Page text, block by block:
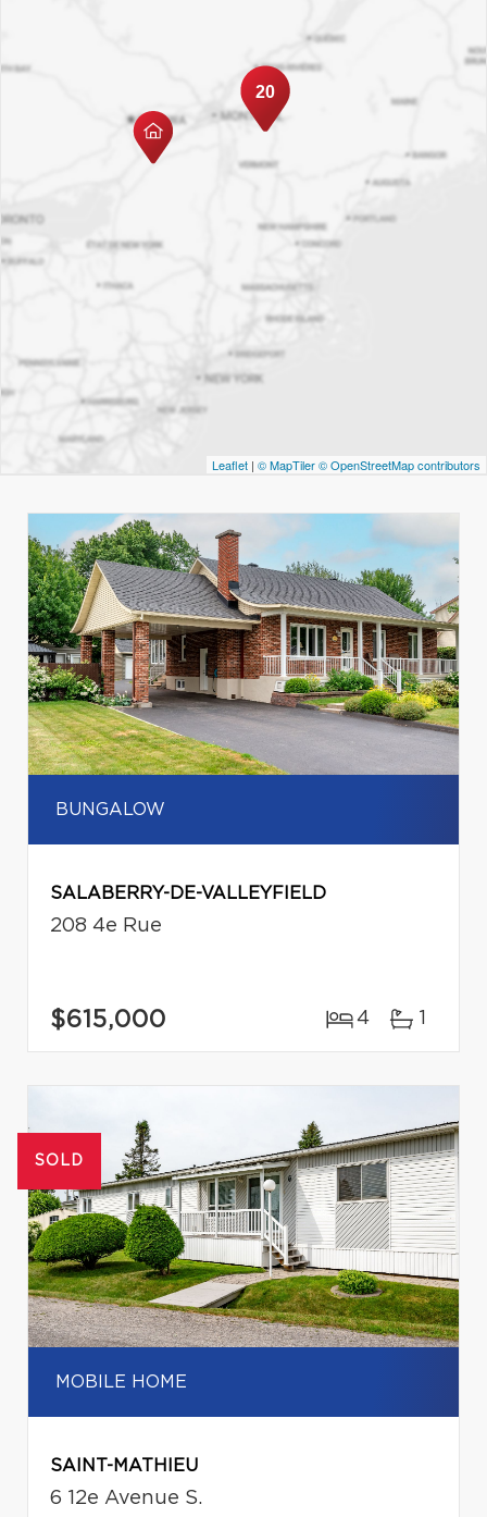
20
Leaflet | © MapTiler© OpenStreetMap contributors
BUNGALOW
SALABERRY-DE-VALLEYFIELD
208 4e Rue
$615,000 4 1
SOLD
MOBILE HOME
SAINT-MATHIEU
6 12e Avenue S.